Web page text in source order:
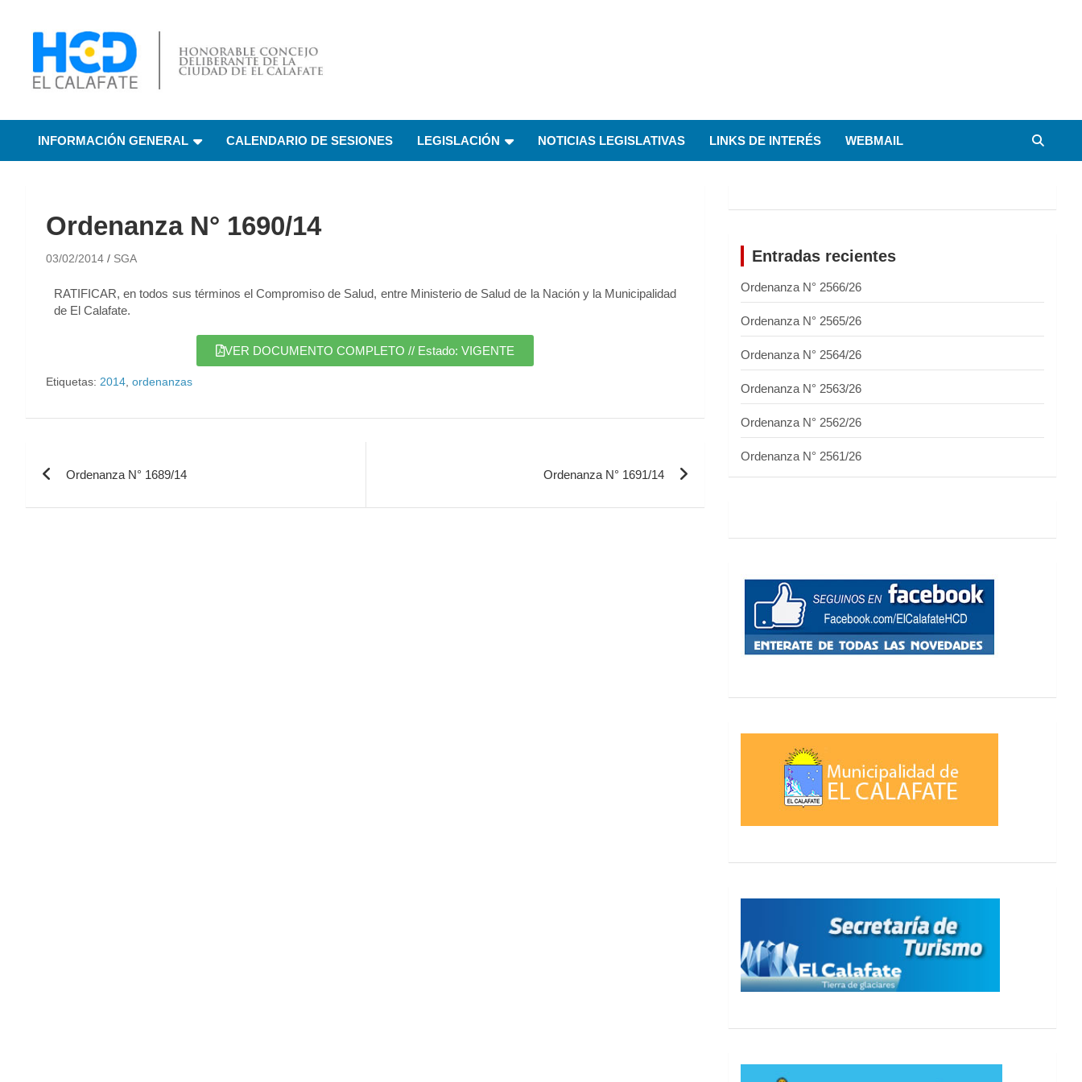
Honorable Concejo
Deliberante de El
INFORMACIÓN GENERAL CALENDARIO DE SESIONES LEGISLACIÓN NOTICIAS LEGISLATIVAS LINKS DE INTERÉS WEBMAIL
Ordenanza N° 1690/14
03/02/2014 SGA
RATIFICAR, en todos sus términos el Compromiso de Salud, entre Ministerio de Salud de la Nación y la Municipalidad
de El Calafate.
VER DOCUMENTO COMPLETO // Estado: VIGENTE
Etiquetas: 2014, ordenanzas
Ordenanza N° 1689/14 Ordenanza N° 1691/14
Entradas recientes
Ordenanza N° 2566/26
Ordenanza N° 2565/26
Ordenanza N° 2564/26
Ordenanza N° 2563/26
Ordenanza N° 2562/26
Ordenanza N° 2561/26